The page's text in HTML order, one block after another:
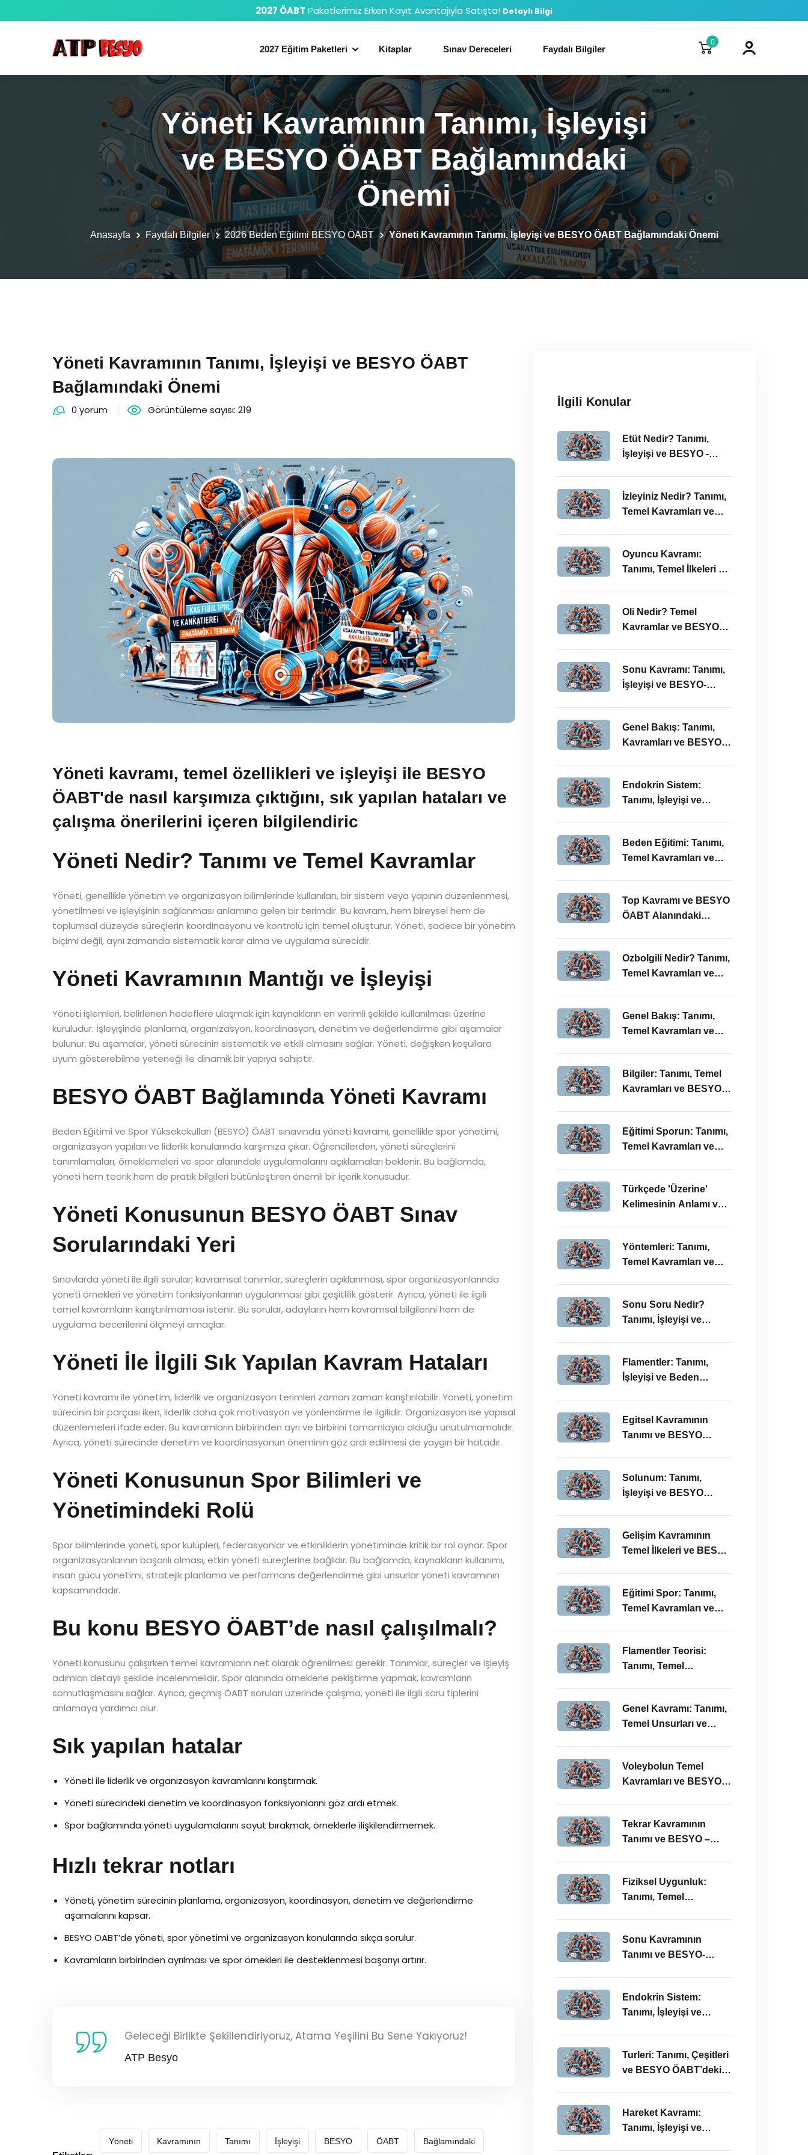
2027 ÖABT Paketlerimiz Erken Kayıt Avantajıyla Satışta! Detaylı Bilgi
2027 Eğitim Paketleri Kitaplar Sınav Dereceleri Faydalı Bilgiler
0
Yöneti Kavramının Tanımı, İşleyişi
ve BESYO ÖABT Bağlamındaki
Önemi
Anasayfa Faydalı Bilgiler 2026 Beden Eğitimi BESYO ÖABT Yöneti Kavramının Tanımı, İşleyişi ve BESYO ÖABT Bağlamındaki Önemi
Yöneti Kavramının Tanımı, İşleyişi ve BESYO ÖABT
Bağlamındaki Önemi
0 yorum Görüntüleme sayısı: 219
Yöneti kavramı, temel özellikleri ve işleyişi ile BESYO
ÖABT'de nasıl karşımıza çıktığını, sık yapılan hataları ve
çalışma önerilerini içeren bilgilendiric
Yöneti Nedir? Tanımı ve Temel Kavramlar
Yöneti, genellikle yönetim ve organizasyon bilimlerinde kullanılan, bir sistem veya yapının düzenlenmesi,
yönetilmesi ve işleyişinin sağlanması anlamına gelen bir terimdir. Bu kavram, hem bireysel hem de
toplumsal düzeyde süreçlerin koordinasyonu ve kontrolü için temel oluşturur. Yöneti, sadece bir yönetim
biçimi değil, aynı zamanda sistematik karar alma ve uygulama sürecidir.
Yöneti Kavramının Mantığı ve İşleyişi
Yöneti işlemleri, belirlenen hedeflere ulaşmak için kaynakların en verimli şekilde kullanılması üzerine
kuruludur. İşleyişinde planlama, organizasyon, koordinasyon, denetim ve değerlendirme gibi aşamalar
bulunur. Bu aşamalar, yöneti sürecinin sistematik ve etkili olmasını sağlar. Yöneti, değişken koşullara
uyum gösterebilme yeteneği ile dinamik bir yapıya sahiptir.
BESYO ÖABT Bağlamında Yöneti Kavramı
Beden Eğitimi ve Spor Yüksekokulları (BESYO) ÖABT sınavında yöneti kavramı, genellikle spor yönetimi,
organizasyon yapıları ve liderlik konularında karşımıza çıkar. Öğrencilerden, yöneti süreçlerini
tanımlamaları, örneklemeleri ve spor alanındaki uygulamalarını açıklamaları beklenir. Bu bağlamda,
yöneti hem teorik hem de pratik bilgileri bütünleştiren önemli bir içerik konusudur.
Yöneti Konusunun BESYO ÖABT Sınav
Sorularındaki Yeri
Sınavlarda yöneti ile ilgili sorular; kavramsal tanımlar, süreçlerin açıklanması, spor organizasyonlarında
yöneti örnekleri ve yönetim fonksiyonlarının uygulanması gibi çeşitlilik gösterir. Ayrıca, yöneti ile ilgili
temel kavramların karıştırılmaması istenir. Bu sorular, adayların hem kavramsal bilgilerini hem de
uygulama becerilerini ölçmeyi amaçlar.
Yöneti İle İlgili Sık Yapılan Kavram Hataları
Yöneti kavramı ile yönetim, liderlik ve organizasyon terimleri zaman zaman karıştırılabilir. Yöneti, yönetim
sürecinin bir parçası iken, liderlik daha çok motivasyon ve yönlendirme ile ilgilidir. Organizasyon ise yapısal
düzenlemeleri ifade eder. Bu kavramların birbirinden ayrı ve birbirini tamamlayıcı olduğu unutulmamalıdır.
Ayrıca, yöneti sürecinde denetim ve koordinasyonun öneminin göz ardı edilmesi de yaygın bir hatadır.
Yöneti Konusunun Spor Bilimleri ve
Yönetimindeki Rolü
Spor bilimlerinde yöneti, spor kulüpleri, federasyonlar ve etkinliklerin yönetiminde kritik bir rol oynar. Spor
organizasyonlarının başarılı olması, etkin yöneti süreçlerine bağlıdır. Bu bağlamda, kaynakların kullanımı,
insan gücü yönetimi, stratejik planlama ve performans değerlendirme gibi unsurlar yöneti kavramının
kapsamındadır.
Bu konu BESYO ÖABT’de nasıl çalışılmalı?
Yöneti konusunu çalışırken temel kavramların net olarak öğrenilmesi gerekir. Tanımlar, süreçler ve işleyiş
adımları detaylı şekilde incelenmelidir. Spor alanında örneklerle pekiştirme yapmak, kavramların
somutlaşmasını sağlar. Ayrıca, geçmiş ÖABT soruları üzerinde çalışma, yöneti ile ilgili soru tiplerini
anlamaya yardımcı olur.
Sık yapılan hatalar
Yöneti ile liderlik ve organizasyon kavramlarını karıştırmak.
Yöneti sürecindeki denetim ve koordinasyon fonksiyonlarını göz ardı etmek.
Spor bağlamında yöneti uygulamalarını soyut bırakmak, örneklerle ilişkilendirmemek.
Hızlı tekrar notları
Yöneti, yönetim sürecinin planlama, organizasyon, koordinasyon, denetim ve değerlendirme
aşamalarını kapsar.
BESYO ÖABT’de yöneti, spor yönetimi ve organizasyon konularında sıkça sorulur.
Kavramların birbirinden ayrılması ve spor örnekleri ile desteklenmesi başarıyı artırır.
Geleceği Birlikte Şekillendiriyoruz, Atama Yeşilini Bu Sene Yakıyoruz!
ATP Besyo
Yöneti Kavramının Tanımı İşleyişi BESYO ÖABT Bağlamındaki
İlgili Konular
Etüt Nedir? Tanımı,
İşleyişi ve BESYO -
İzleyiniz Nedir? Tanımı,
Temel Kavramları ve
Oyuncu Kavramı:
Tanımı, Temel İlkeleri ve
Oli Nedir? Temel
Kavramlar ve BESYO
Sonu Kavramı: Tanımı,
İşleyişi ve BESYO-
Genel Bakış: Tanımı,
Kavramları ve BESYO
Endokrin Sistem:
Tanımı, İşleyişi ve
Beden Eğitimi: Tanımı,
Temel Kavramları ve
Top Kavramı ve BESYO
ÖABT Alanındaki
Ozbolgili Nedir? Tanımı,
Temel Kavramları ve
Genel Bakış: Tanımı,
Temel Kavramları ve
Bilgiler: Tanımı, Temel
Kavramları ve BESYO
Eğitimi Sporun: Tanımı,
Temel Kavramları ve
İncelenmesi
Türkçede 'Üzerine'
Kelimesinin Anlamı ve
ÖABT İlişkisi
Yöntemleri: Tanımı,
Temel Kavramları ve
Sonu Soru Nedir?
Tanımı, İşleyişi ve
Flamentler: Tanımı,
İşleyişi ve Beden
Egitsel Kavramının
Tanımı ve BESYO
Solunum: Tanımı,
İşleyişi ve BESYO
Gelişim Kavramının
Temel İlkeleri ve BESYO
Eğitimi Spor: Tanımı,
Temel Kavramları ve
Flamentler Teorisi:
Tanımı, Temel
Önemi
Genel Kavramı: Tanımı,
Temel Unsurları ve
Voleybolun Temel
Kavramları ve BESYO
Tekrar Kavramının
Tanımı ve BESYO –
Fiziksel Uygunluk:
Tanımı, Temel
Önemi
Sonu Kavramının
Tanımı ve BESYO-
Endokrin Sistem:
Tanımı, İşleyişi ve
Turleri: Tanımı, Çeşitleri
ve BESYO ÖABT’deki
Hareket Kavramı:
Tanımı, İşleyişi ve